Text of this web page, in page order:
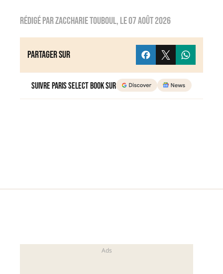
Rédigé parzaccharie touboul, le07 août 2026
Partager sur
Suivre Paris Select Book sur